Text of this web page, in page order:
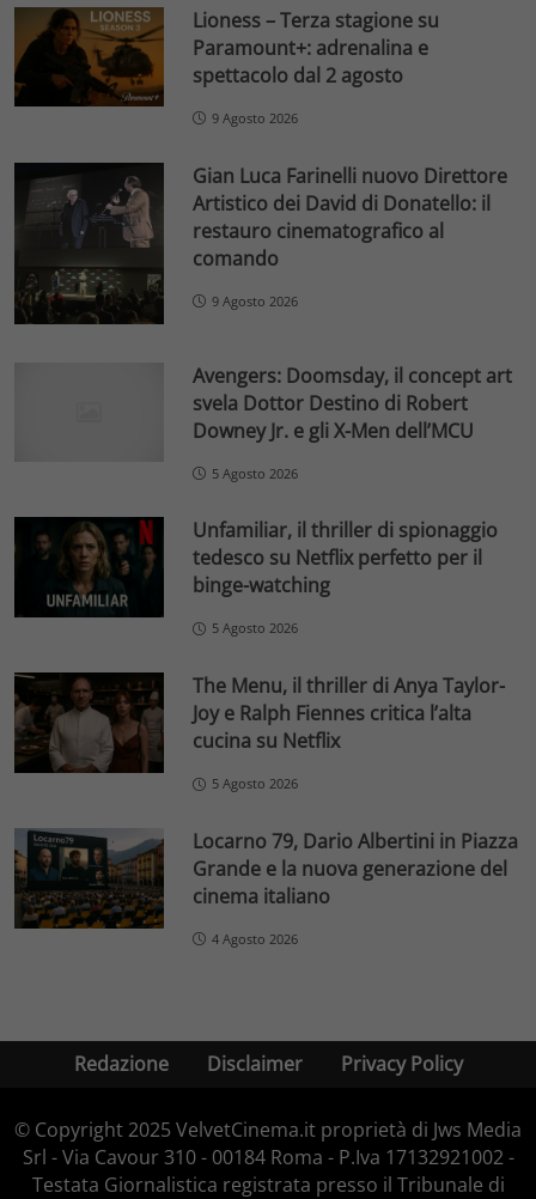
Lioness – Terza stagione su
Paramount+: adrenalina e
spettacolo dal 2 agosto
9 Agosto 2026
Gian Luca Farinelli nuovo Direttore
Artistico dei David di Donatello: il
restauro cinematografico al
comando
9 Agosto 2026
Avengers: Doomsday, il concept art
svela Dottor Destino di Robert
Downey Jr. e gli X-Men dell’MCU
5 Agosto 2026
Unfamiliar, il thriller di spionaggio
tedesco su Netflix perfetto per il
binge-watching
5 Agosto 2026
The Menu, il thriller di Anya Taylor-
Joy e Ralph Fiennes critica l’alta
cucina su Netflix
5 Agosto 2026
Locarno 79, Dario Albertini in Piazza
Grande e la nuova generazione del
cinema italiano
4 Agosto 2026
Redazione Disclaimer Privacy Policy
© Copyright 2025 VelvetCinema.it proprietà di Jws Media
Srl - Via Cavour 310 - 00184 Roma - P.Iva 17132921002 -
Testata Giornalistica registrata presso il Tribunale di